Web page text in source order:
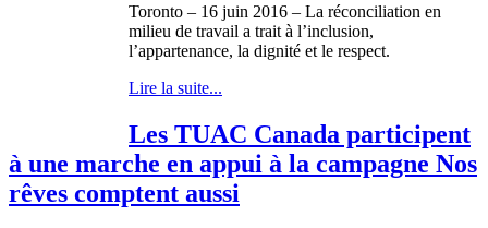
Toronto – 16 juin 2016 – La réconciliation en
milieu de travail a trait à l’inclusion,
l’appartenance, la dignité et le respect.
Lire la suite...
Les TUAC Canada participent
à une marche en appui à la campagne Nos
rêves comptent aussi